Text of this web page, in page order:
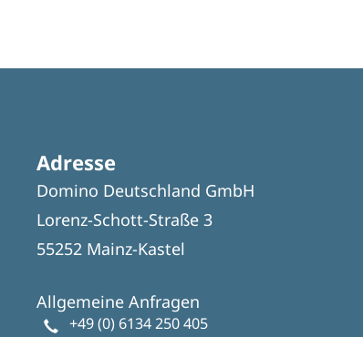
Adresse
Domino Deutschland GmbH
Lorenz-Schott-Straße 3
55252 Mainz-Kastel
Allgemeine Anfragen
+49 (0) 6134 250 405